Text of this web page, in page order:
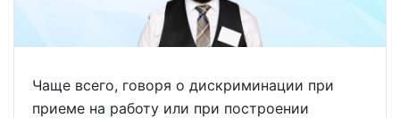
Чаще всего, говоря о дискриминации при
приеме на работу или при построении